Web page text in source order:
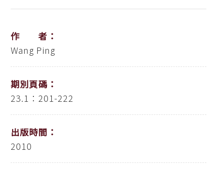
作 者：
Wang Ping
期別頁碼：
23.1：201-222
出版時間：
2010